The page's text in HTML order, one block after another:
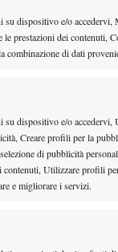
dispositivo e/o accedervi,
prestazioni dei contenuti,
combinazione di dati
dispositivo e/o accedervi,
Creare profili per la
di pubblicità
contenuti, Utilizzare profili
e migliorare i servizi.
addirittura il tie-
stampa a sbrigare
è sotto 0-2 nel
(con cui aveva
Alessandro
Parlo un po’
avversarie di livello
di loro. La vedo